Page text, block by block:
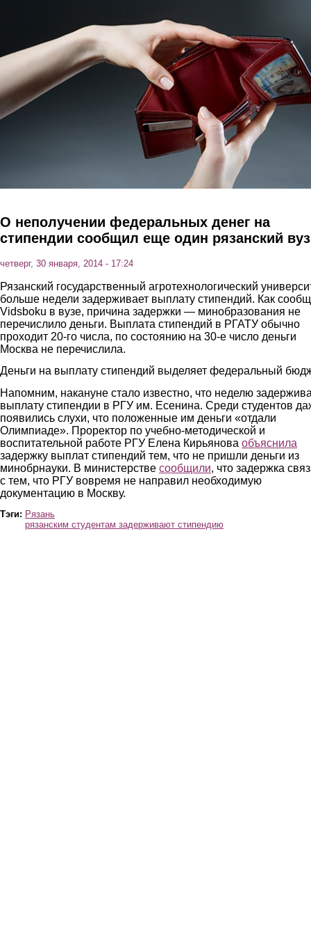
О неполучении федеральных денег на
стипендии сообщил еще один рязанский вуз
четверг, 30 января, 2014 - 17:24
Рязанский государственный агротехнологический
больше недели задерживает выплату стипендий. Как
Vidsboku в вузе, причина задержки — минобразования не
перечислило деньги. Выплата стипендий в РГАТУ обычно
проходит 20-го числа, по состоянию на 30-е число деньги
Москва не перечислила.
Деньги на выплату стипендий выделяет федеральный
Напомним, накануне стало известно, что неделю
выплату стипендии в РГУ им. Есенина. Среди студентов
появились слухи, что положенные им деньги «отдали
Олимпиаде». Проректор по учебно-методической и
воспитательной работе РГУ Елена Кирьянова объяснила
задержку выплат стипендий тем, что не пришли деньги из
минобрнауки. В министерстве сообщили, что задержка
с тем, что РГУ вовремя не направил необходимую
документацию в Москву.
Тэги: Рязань
рязанским студентам задерживают стипендию